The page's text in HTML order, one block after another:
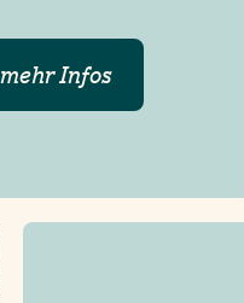
mehr Infos